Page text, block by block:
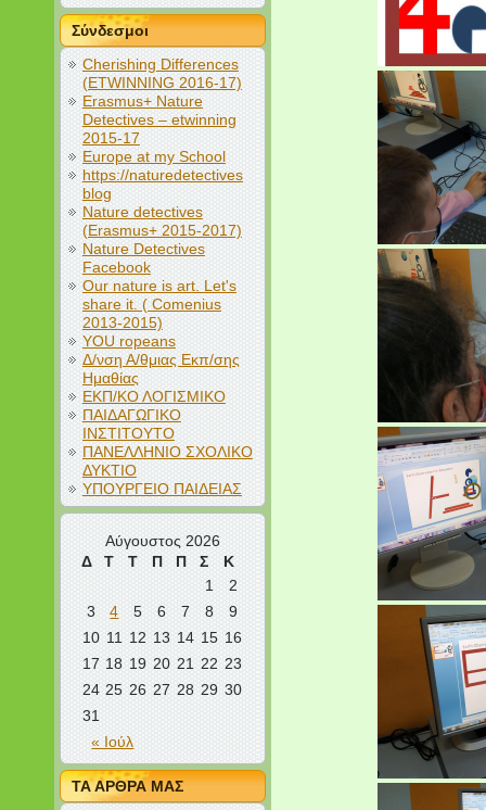
Σύνδεσμοι
Cherishing Differences
(ETWINNING 2016-17)
Erasmus+ Nature
Detectives – etwinning
2015-17
Europe at my School
https://naturedetectives
blog
Nature detectives
(Erasmus+ 2015-2017)
Nature Detectives
Facebook
Our nature is art. Let's
share it. ( Comenius
2013-2015)
YOU ropeans
Δ/νση Α/θμιας Εκπ/σης
Ημαθίας
ΕΚΠ/ΚΟ ΛΟΓΙΣΜΙΚΟ
ΠΑΙΔΑΓΩΓΙΚΟ
ΙΝΣΤΙΤΟΥΤΟ
ΠΑΝΕΛΛΗΝΙΟ ΣΧΟΛΙΚΟ
ΔΥΚΤΙΟ
ΥΠΟΥΡΓΕΙΟ ΠΑΙΔΕΙΑΣ
Αύγουστος 2026
Δ
Τ Τ Π Π Σ Κ
« Ιούλ
1
2
3
4 5 6 7 8
9
10 11 12 13 14 15 16
17 18 19 20 21 22 23
24 25 26 27 28 29 30
31
ΤΑ ΑΡΘΡΑ ΜΑΣ